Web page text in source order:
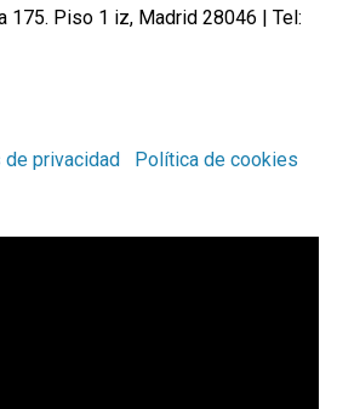
175. Piso 1 iz, Madrid 28046 | Tel:
privacidad Política de cookies